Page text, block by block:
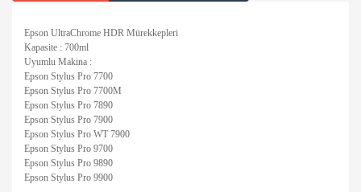
Epson UltraChrome HDR Mürekkepleri
Kapasite : 700ml
Uyumlu Makina :
Epson Stylus Pro 7700
Epson Stylus Pro 7700M
Epson Stylus Pro 7890
Epson Stylus Pro 7900
Epson Stylus Pro WT 7900
Epson Stylus Pro 9700
Epson Stylus Pro 9890
Epson Stylus Pro 9900